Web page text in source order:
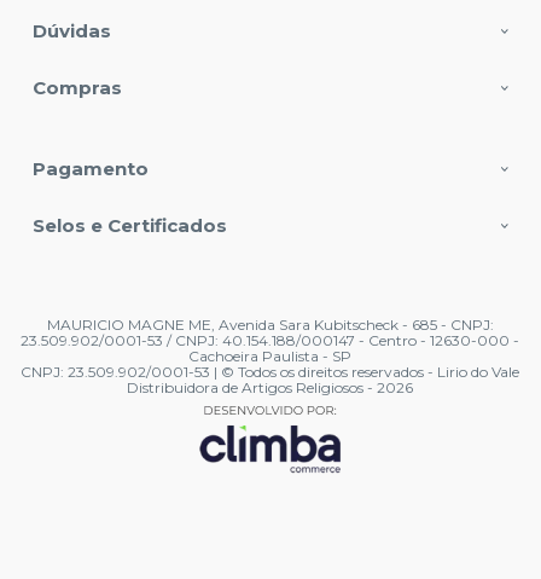
Dúvidas
Compras
Pagamento
Selos e Certificados
MAURICIO MAGNE ME, Avenida Sara Kubitscheck - 685 - CNPJ:
23.509.902/0001-53 / CNPJ: 40.154.188/000147 - Centro - 12630-000 -
Cachoeira Paulista - SP
CNPJ: 23.509.902/0001-53 | © Todos os direitos reservados - Lirio do Vale
Distribuidora de Artigos Religiosos - 2026